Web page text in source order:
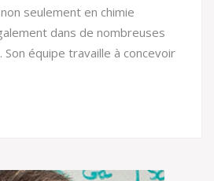
seulement en chimie
dans de nombreuses
Son équipe travaille à concevoir